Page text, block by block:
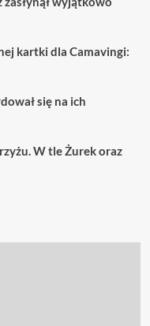
kartki dla Camavingi:
się na ich
W tle Żurek oraz